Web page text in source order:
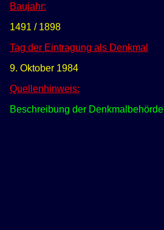
Baujahr:
1491 / 1898
Tag der Eintragung als Denkmal
9. Oktober 1984
Quellenhinweis:
Beschreibung der Denkmalbehörde